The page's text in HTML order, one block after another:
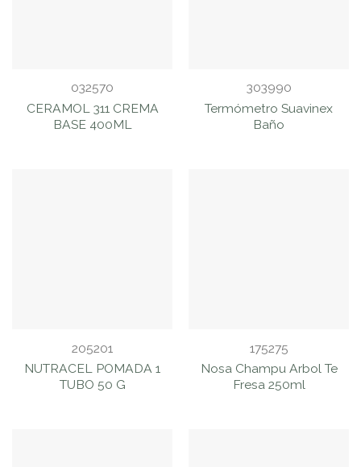
032570
CERAMOL 311 CREMA
BASE 400ML
303990
Termómetro Suavinex
Baño
205201
NUTRACEL POMADA 1
TUBO 50 G
175275
Nosa Champu Arbol Te
Fresa 250ml